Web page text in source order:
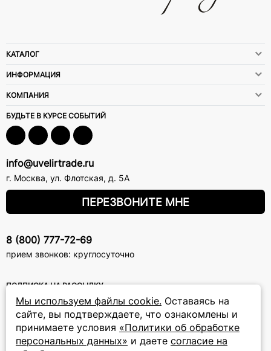
Мы используем файлы cookie. Оставаясь на
сайте, вы подтверждаете, что ознакомлены и
принимаете условия «Политики об обработке
персональных данных» и даете согласие на
КАТАЛОГ
ИНФОРМАЦИЯ
КОМПАНИЯ
БУДЬТЕ В КУРСЕ СОБЫТИЙ
info@uvelirtrade.ru
г. Москва, ул. Флотская, д. 5А
ПЕРЕЗВОНИТЕ МНЕ
8 (800) 777-72-69
прием звонков: круглосуточно
ПОДПИСКА НА РАССЫЛКУ
Подписаться на новости
Подписываясь на рассылку, вы соглашаетесь с условиями Политики
обработки персональных данных и даёте своё согласие на их